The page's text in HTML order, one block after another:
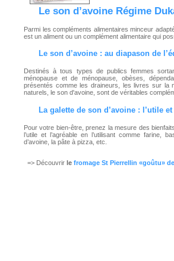
Le son d’avoine Régime
Parmi les compléments alimentaires minceur
est un aliment ou un complément alimentaire qui
Le son d’avoine : au diapason de
Destinés à tous types de publics femmes
ménopause et de ménopause, obèses,
présentés comme les draineurs, les livres sur la
naturels, le son d'avoine, sont de véritables
La galette de son d’avoine : l’utile et
Pour votre bien-être, prenez la mesure des
l’utile et l’agréable en l’utilisant comme farine,
d’avoine, la pâte à pizza, etc.
=> Découvrir le fromage St Pierrellin «goûtu»